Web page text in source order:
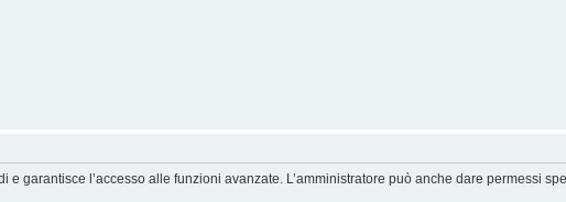
garantisce l’accesso alle funzioni avanzate. L’amministratore può anche dare permessi